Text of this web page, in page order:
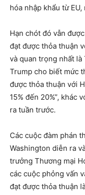
hóa nhập khẩu từ
Hạn chót đó vẫn
đạt được thỏa thuận
và quan trọng nhất là
Trump cho biết mức
được thỏa thuận với
15% đến 20%”, khác
ra tuần trước.
Các cuộc đàm phán
Washington diễn ra
trưởng Thương mại
các cuộc phỏng vấn
đạt được thỏa thuận